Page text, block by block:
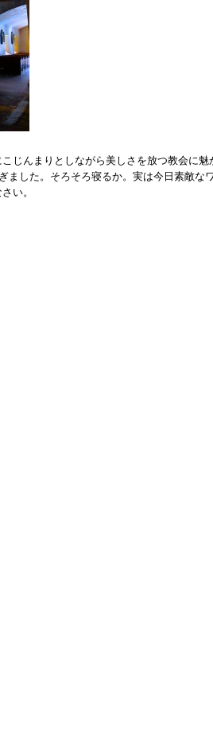
じんまりとしながら美しさを放つ教会に魅
した。そろそろ寝るか。実は今日素敵な
い。